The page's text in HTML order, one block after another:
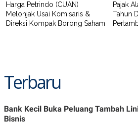
Harga Petrindo (CUAN)
Melonjak Usai Komisaris &
Direksi Kompak Borong Saham
Pajak
Tahun
Terbaru
Bank Kecil Buka Peluang Tambah
Bisnis